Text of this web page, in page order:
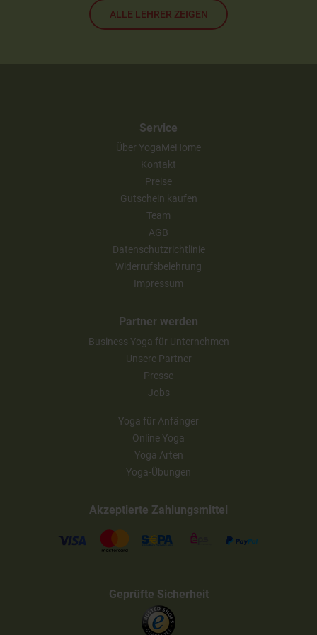
ALLE LEHRER ZEIGEN
Service
Über YogaMeHome
Kontakt
Preise
Gutschein kaufen
Team
AGB
Datenschutzrichtlinie
Widerrufsbelehrung
Impressum
Partner werden
Business Yoga für Unternehmen
Unsere Partner
Presse
Jobs
Yoga für Anfänger
Online Yoga
Yoga Arten
Yoga-Übungen
Akzeptierte Zahlungsmittel
Geprüfte Sicherheit